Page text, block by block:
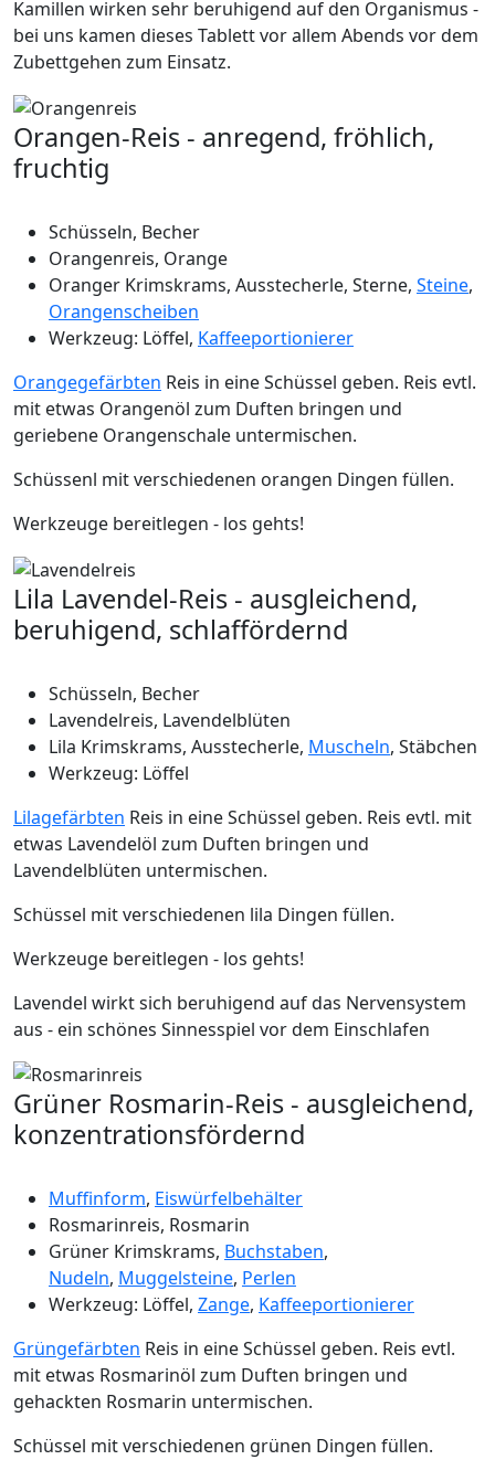
Kamillen wirken sehr beruhigend auf den Organismus -
bei uns kamen dieses Tablett vor allem Abends vor dem
Zubettgehen zum Einsatz.
Orangen-Reis - anregend, fröhlich,
fruchtig
Schüsseln, Becher
Orangenreis, Orange
Oranger Krimskrams, Ausstecherle, Sterne, Steine,
Orangenscheiben
Werkzeug: Löffel, Kaffeeportionierer
Orangegefärbten Reis in eine Schüssel geben. Reis evtl.
mit etwas Orangenöl zum Duften bringen und
geriebene Orangenschale untermischen.
Schüssenl mit verschiedenen orangen Dingen füllen.
Werkzeuge bereitlegen - los gehts!
Lila Lavendel-Reis - ausgleichend,
beruhigend, schlaffördernd
Schüsseln, Becher
Lavendelreis, Lavendelblüten
Lila Krimskrams, Ausstecherle, Muscheln, Stäbchen
Werkzeug: Löffel
Lilagefärbten Reis in eine Schüssel geben. Reis evtl. mit
etwas Lavendelöl zum Duften bringen und
Lavendelblüten untermischen.
Schüssel mit verschiedenen lila Dingen füllen.
Werkzeuge bereitlegen - los gehts!
Lavendel wirkt sich beruhigend auf das Nervensystem
aus - ein schönes Sinnesspiel vor dem Einschlafen
Grüner Rosmarin-Reis - ausgleichend,
konzentrationsfördernd
Muffinform, Eiswürfelbehälter
Rosmarinreis, Rosmarin
Grüner Krimskrams, Buchstaben,
Nudeln, Muggelsteine, Perlen
Werkzeug: Löffel, Zange, Kaffeeportionierer
Grüngefärbten Reis in eine Schüssel geben. Reis evtl.
mit etwas Rosmarinöl zum Duften bringen und
gehackten Rosmarin untermischen.
Schüssel mit verschiedenen grünen Dingen füllen.